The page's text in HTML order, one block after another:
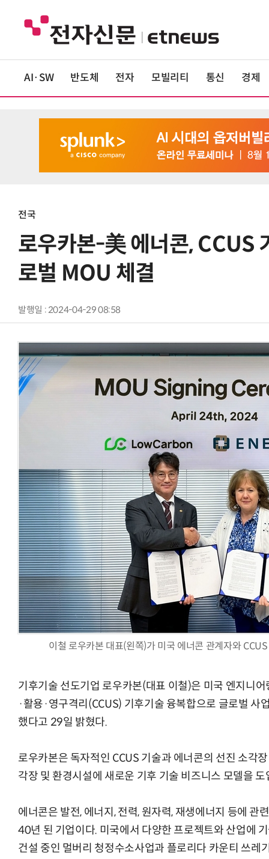
AI·SW 반도체 전자 모빌리티 통신 경제
전국
로우카본-美 에너콘, CCUS
로벌 MOU 체결
발행일 : 2024-04-29 08:58
이철 로우카본 대표(왼쪽)가 미국 에너콘 관계자와
기후기술 선도기업 로우카본(대표 이철)은 미국 엔지니
·활용·영구격리(CCUS) 기후기술 융복합으로 글로벌 사
했다고 29일 밝혔다.
로우카본은 독자적인 CCUS 기술과 에너콘의 선진 소각
각장 및 환경시설에 새로운 기후 기술 비즈니스 모델을
에너콘은 발전, 에너지, 전력, 원자력, 재생에너지 등에 관
40년 된 기업이다. 미국에서 다양한 프로젝트와 산업에
건설 중인 멀버리 청정수소사업과 플로리다 카운티 쓰레
AI × Design : UX 디자이너의 5가지 생존 전략과 실전 대응